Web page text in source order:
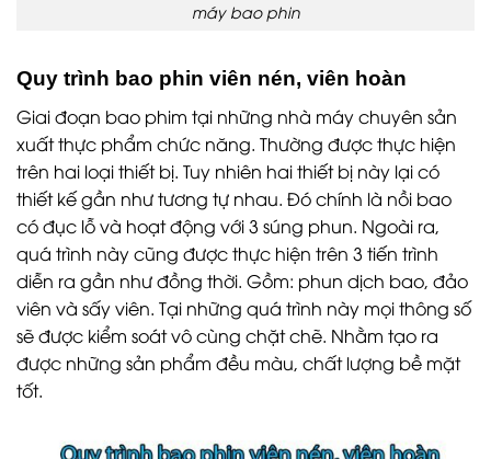
máy bao phin
Quy trình bao phin viên nén, viên hoàn
Giai đoạn bao phim tại những nhà máy chuyên sản
xuất thực phẩm chức năng. Thường được thực hiện
trên hai loại thiết bị. Tuy nhiên hai thiết bị này lại có
thiết kế gần như tương tự nhau. Đó chính là nồi bao
có đục lỗ và hoạt động với 3 súng phun. Ngoài ra,
quá trình này cũng được thực hiện trên 3 tiến trình
diễn ra gần như đồng thời. Gồm: phun dịch bao, đảo
viên và sấy viên. Tại những quá trình này mọi thông số
sẽ được kiểm soát vô cùng chặt chẽ. Nhằm tạo ra
được những sản phẩm đều màu, chất lượng bề mặt
tốt.